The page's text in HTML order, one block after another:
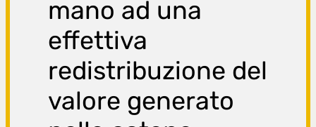
mano ad una
effettiva
redistribuzione del
valore generato